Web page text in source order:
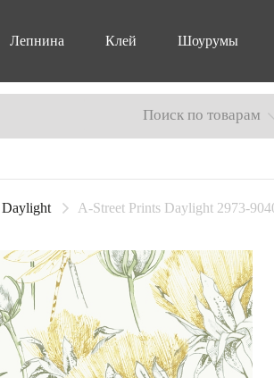
Лепнина Клей Шоурумы
Поиск по товарам
Daylight A-Street Prints Daylight 2973-